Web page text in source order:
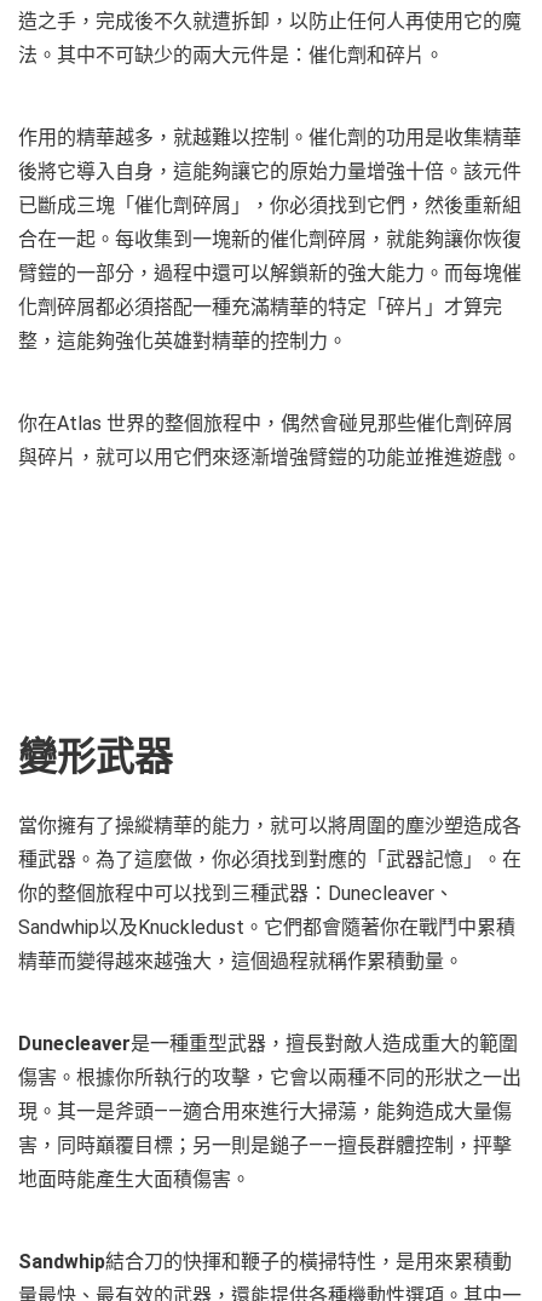
造之手，完成後不久就遭拆卸，以防止任何人再使用它的魔
法。其中不可缺少的兩大元件是：催化劑和碎片。
作用的精華越多，就越難以控制。催化劑的功用是收集精華
後將它導入自身，這能夠讓它的原始力量增強十倍。該元件
已斷成三塊「催化劑碎屑」，你必須找到它們，然後重新組
合在一起。每收集到一塊新的催化劑碎屑，就能夠讓你恢復
臂鎧的一部分，過程中還可以解鎖新的強大能力。而每塊催
化劑碎屑都必須搭配一種充滿精華的特定「碎片」才算完
整，這能夠強化英雄對精華的控制力。
你在Atlas 世界的整個旅程中，偶然會碰見那些催化劑碎屑
與碎片，就可以用它們來逐漸增強臂鎧的功能並推進遊戲。
變形武器
當你擁有了操縱精華的能力，就可以將周圍的塵沙塑造成各
種武器。為了這麼做，你必須找到對應的「武器記憶」。在
你的整個旅程中可以找到三種武器：Dunecleaver、
Sandwhip以及Knuckledust。它們都會隨著你在戰鬥中累積
精華而變得越來越強大，這個過程就稱作累積動量。
Dunecleaver是一種重型武器，擅長對敵人造成重大的範圍
傷害。根據你所執行的攻擊，它會以兩種不同的形狀之一出
現。其一是斧頭——適合用來進行大掃蕩，能夠造成大量傷
害，同時巔覆目標；另一則是鎚子——擅長群體控制，抨擊
地面時能產生大面積傷害。
Sandwhip結合刀的快揮和鞭子的橫掃特性，是用來累積動
量最快、最有效的武器，還能提供各種機動性選項。其中一